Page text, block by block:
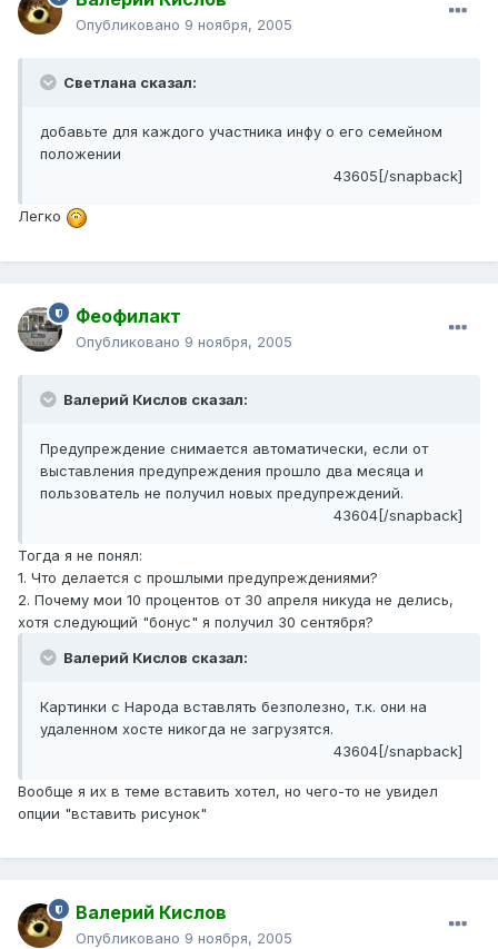
Опубликовано 9 ноября, 2005
Светлана сказал:
добавьте для каждого участника инфу о его семейном
положении
43605[/snapback]
Легко
Феофилакт
Опубликовано 9 ноября, 2005
Валерий Кислов сказал:
Предупреждение снимается автоматически, если от
выставления предупреждения прошло два месяца и
пользователь не получил новых предупреждений.
43604[/snapback]
Тогда я не понял:
1. Что делается с прошлыми предупреждениями?
2. Почему мои 10 процентов от 30 апреля никуда не делись,
хотя следующий "бонус" я получил 30 сентября?
Валерий Кислов сказал:
Картинки с Народа вставлять безполезно, т.к. они на
удаленном хосте никогда не загрузятся.
43604[/snapback]
Вообще я их в теме вставить хотел, но чего-то не увидел
опции "вставить рисунок"
Валерий Кислов
Опубликовано 9 ноября, 2005